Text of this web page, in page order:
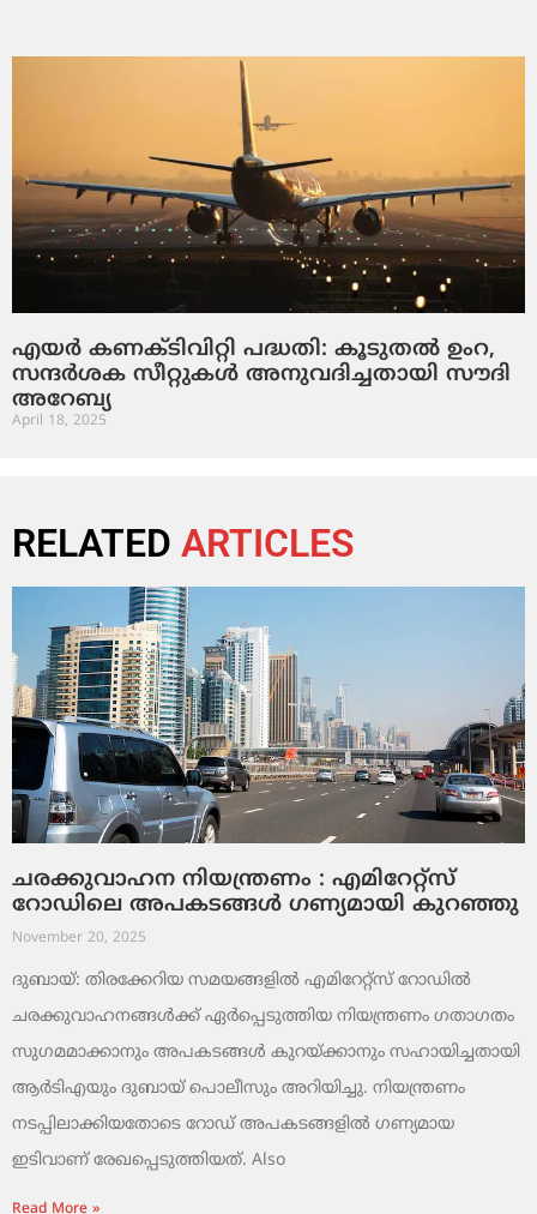
എയർ കണക്ടിവിറ്റി പദ്ധതി: കൂടുതൽ ഉംറ,
സന്ദർശക സീറ്റുകൾ അനുവദിച്ചതായി സൗദി
അറേബ്യ
April 18, 2025
RELATED ARTICLES
ചരക്കുവാഹന നിയന്ത്രണം : എമിറേറ്റ്സ്
റോഡിലെ അപകടങ്ങൾ ഗണ്യമായി കുറഞ്ഞു
November 20, 2025
ദുബായ്: തിരക്കേറിയ സമയങ്ങളിൽ എമിറേറ്റ്സ് റോഡിൽ
ചരക്കുവാഹനങ്ങൾക്ക് ഏർപ്പെടുത്തിയ നിയന്ത്രണം ഗതാഗതം
സുഗമമാക്കാനും അപകടങ്ങൾ കുറയ്ക്കാനും സഹായിച്ചതായി
ആർടിഎയും ദുബായ് പൊലീസും അറിയിച്ചു. നിയന്ത്രണം
നടപ്പിലാക്കിയതോടെ റോഡ് അപകടങ്ങളിൽ ഗണ്യമായ
ഇടിവാണ് രേഖപ്പെടുത്തിയത്. Also
Read More »